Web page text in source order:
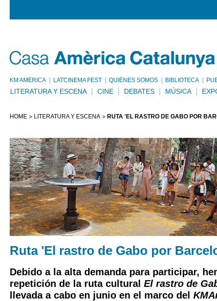
KM AMÈRICA LATCINEMA FEST QUIÉNES SOMOS BIBLIOTECA
LITERATURA Y ESCENA CINE DEBATES MÚSICA
HOME LITERATURA Y ESCENA RUTA 'EL RASTRO DE GABO POR
Ruta 'El rastro de Gabo por
Debido a la alta demanda para participar,
repetición de la ruta cultural El rastro de
llevada a cabo en junio en el marco del